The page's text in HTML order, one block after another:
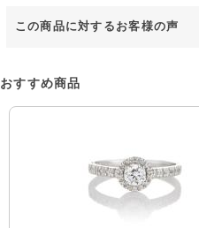
この商品に対するお客様の声
おすすめ商品